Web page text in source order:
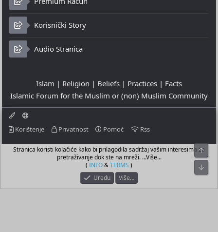
Korisnički Story
Audio Stranica
Islam | Religion | Beliefs | Practices | Facts
Islamic Forum for the Muslim or (non) Muslim Community
Korištenje Privatnost Pomoć Rss
© 2023 - 08-08-2026
© Islamic Community Platform ®
Stranica koristi kolačiće kako bi prilagodila sadržaj vašim interesima za
pretraživanje dok ste na mreži. ...Više...
( INFO&TERMS )
Uredu
Više…
Top